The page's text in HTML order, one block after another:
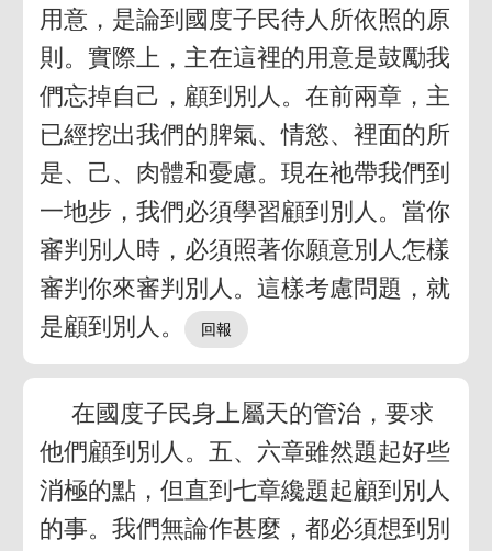
用意，是論到國度子民待人所依照的原
則。實際上，主在這裡的用意是鼓勵我
們忘掉自己，顧到別人。在前兩章，主
已經挖出我們的脾氣、情慾、裡面的所
是、己、肉體和憂慮。現在祂帶我們到
一地步，我們必須學習顧到別人。當你
審判別人時，必須照著你願意別人怎樣
審判你來審判別人。這樣考慮問題，就
是顧到別人。
在國度子民身上屬天的管治，要求
他們顧到別人。五、六章雖然題起好些
消極的點，但直到七章纔題起顧到別人
的事。我們無論作甚麼，都必須想到別